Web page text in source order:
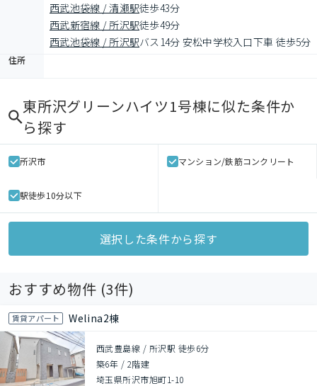
西武池袋線 / 清瀬駅徒歩43分
西武新宿線 / 所沢駅徒歩49分
西武池袋線 / 所沢駅バス14分 安松中学校入口下車 徒歩5分
住所
東所沢グリーンハイツ1号棟に似た条件か
ら探す
所沢市 マンション/鉄筋コンクリート
駅徒歩10分以下
選択した条件から探す
おすすめ物件 (3件)
賃貸アパート Welina2棟
西武豊島線 / 所沢駅 徒歩6分
築6年 / 2階建
埼玉県所沢市旭町1-10